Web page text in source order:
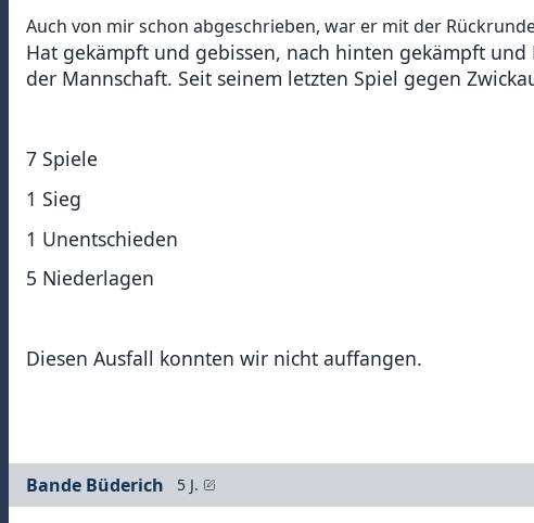
Auch von mir schon abgeschrieben, war er mit der
Hat gekämpft und gebissen, nach hinten gekämpft
der Mannschaft. Seit seinem letzten Spiel gegen
7 Spiele
1 Sieg
1 Unentschieden
5 Niederlagen
Diesen Ausfall konnten wir nicht auffangen.
Bande Büderich 5 J.